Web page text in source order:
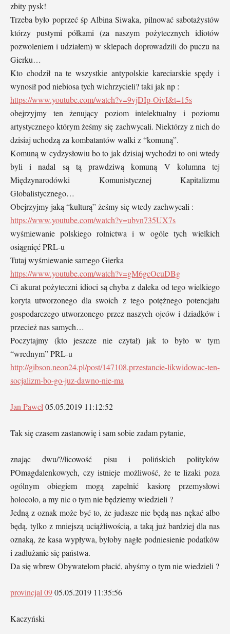
zbity pysk!
Trzeba było poprzeć śp Albina Siwaka, pilnować sabotażystów
którzy pustymi półkami (za naszym pożytecznych idiotów
pozwoleniem i udziałem) w sklepach doprowadzili do puczu na
Gierku…
Kto chodził na te wszystkie antypolskie kareciarskie spędy i
wynosił pod niebiosa tych wichrzycieli? taki jak np :
https://www.youtube.com/watch?v=9vjDIp-OivI&t=15s
obejrzyjmy ten żenujący poziom intelektualny i poziomu
artystycznego którym żeśmy się zachwycali. Niektórzy z nich do
dzisiaj uchodzą za kombatantów walki z “komuną”.
Komuną w cydzysłowiu bo to jak dzisiaj wychodzi to oni wtedy
byli i nadal są tą prawdziwą komuną V kolumna tej
Międzynarodówki Komunistycznej Kapitalizmu
Globalistycznego…
Obejrzyjmy jaką “kulturą” żeśmy się wtedy zachwycali :
https://www.youtube.com/watch?v=ubvn735UX7s
wyśmiewanie polskiego rolnictwa i w ogóle tych wielkich
osiągnięć PRL-u
Tutaj wyśmiewanie samego Gierka
https://www.youtube.com/watch?v=gM6gcOcuDBg
Ci akurat pożyteczni idioci są chyba z daleka od tego wielkiego
koryta utworzonego dla swoich z tego potężnego potencjału
gospodarczego utworzonego przez naszych ojców i dziadków i
przecież nas samych…
Poczytajmy (kto jeszcze nie czytał) jak to było w tym
“wrednym” PRL-u
http://gibson.neon24.pl/post/147108,przestancie-likwidowac-ten-
socjalizm-bo-go-juz-dawno-nie-ma
Jan Paweł05.05.2019 11:12:52
Tak się czasem zastanowię i sam sobie zadam pytanie,
znając dwu/?/licowość pisu i polińskich polityków
POmagdalenkowych, czy istnieje możliwość, że te lizaki poza
ogólnym obiegiem mogą zapełnić kasiorę przemysłowi
holocolo, a my nic o tym nie będziemy wiedzieli ?
Jedną z oznak może być to, że judasze nie będą nas nękać albo
będą, tylko z mniejszą uciążliwością, a taką już bardziej dla nas
oznaką, że kasa wypływa, byłoby nagłe podniesienie podatków
i zadłużanie się państwa.
Da się wbrew Obywatelom płacić, abyśmy o tym nie wiedzieli ?
provincjal 0905.05.2019 11:35:56
Kaczyński